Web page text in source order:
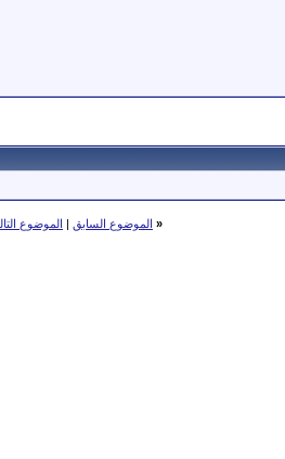
« الموضوع السابق | الموضوع